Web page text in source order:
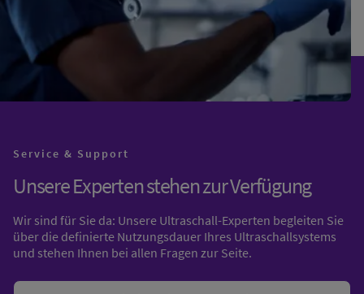
Service & Support
Unsere Experten stehen zur Verfügung
Wir sind für Sie da: Unsere Ultraschall-Experten begleiten Sie
über die definierte Nutzungsdauer Ihres Ultraschallsystems
und stehen Ihnen bei allen Fragen zur Seite.